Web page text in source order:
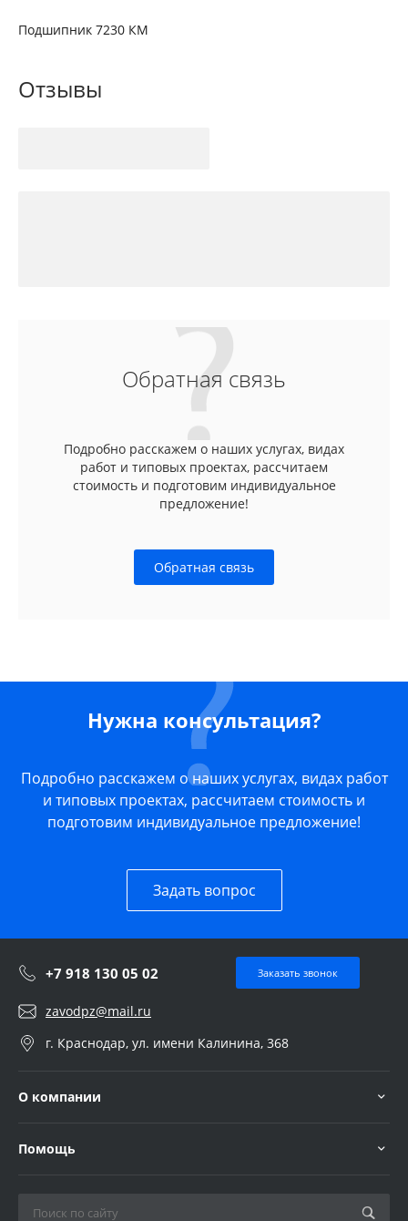
Подшипник 7230 КМ
Отзывы
Обратная связь
Подробно расскажем о наших услугах, видах
работ и типовых проектах, рассчитаем
стоимость и подготовим индивидуальное
предложение!
Обратная связь
Нужна консультация?
Подробно расскажем о наших услугах, видах работ
и типовых проектах, рассчитаем стоимость и
подготовим индивидуальное предложение!
Задать вопрос
+7 918 130 05 02 Заказать звонок
zavodpz@mail.ru
г. Краснодар, ул. имени Калинина, 368
О компании
Помощь